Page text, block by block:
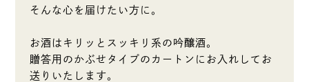
そんな心を届けたい方に。
お酒はキリッとスッキリ系の吟醸酒。
贈答用のかぶせタイプのカートンにお入れしてお
送りいたします。